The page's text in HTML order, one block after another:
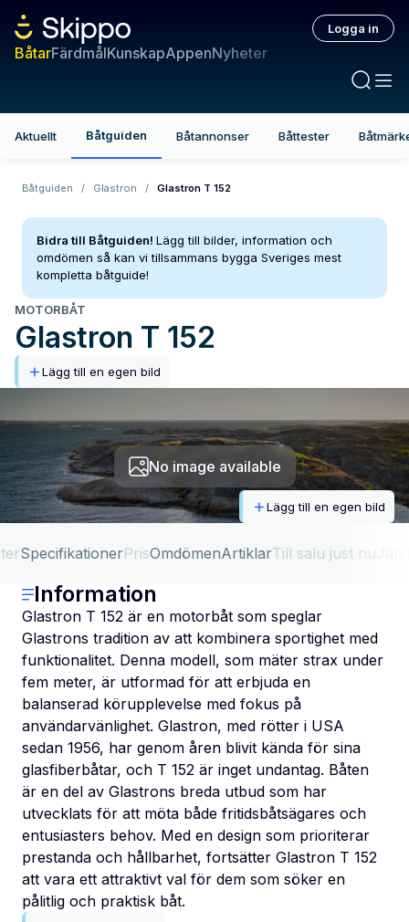
BåtarFärdmålKunskapAppenNyheter
Logga in
Aktuellt Båtguiden Båtannonser Båttester
Båtguiden / Glastron / Glastron T 152
Bidra till Båtguiden! Lägg till bilder, information och
omdömen så kan vi tillsammans bygga Sveriges mest
kompletta båtguide!
MOTORBÅT
Glastron T 152
Lägg till en egen bild
No image available
Lägg till en egen bild
SpecifikationerPrisOmdömenArtiklarTill salu just nu
Information
Glastron T 152 är en motorbåt som speglar
Glastrons tradition av att kombinera sportighet med
funktionalitet. Denna modell, som mäter strax under
fem meter, är utformad för att erbjuda en
balanserad körupplevelse med fokus på
användarvänlighet. Glastron, med rötter i USA
sedan 1956, har genom åren blivit kända för sina
glasfiberbåtar, och T 152 är inget undantag. Båten
är en del av Glastrons breda utbud som har
utvecklats för att möta både fritidsbåtsägares och
entusiasters behov. Med en design som prioriterar
prestanda och hållbarhet, fortsätter Glastron T 152
att vara ett attraktivt val för dem som söker en
pålitlig och praktisk båt.